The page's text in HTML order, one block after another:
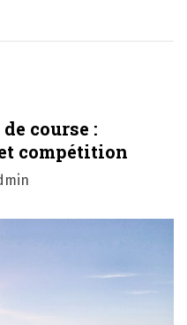
course :
compétition